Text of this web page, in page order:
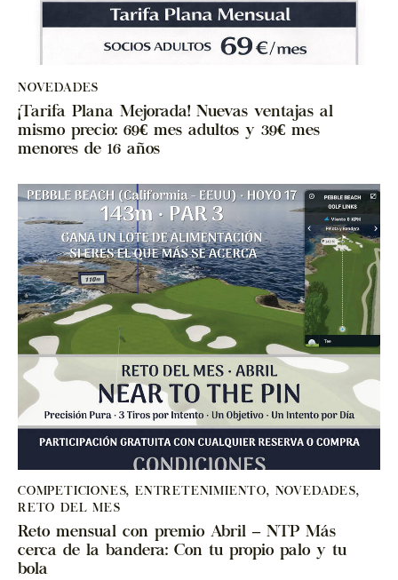
NOVEDADES
¡Tarifa Plana Mejorada! Nuevas ventajas al
mismo precio: 69€ mes adultos y 39€ mes
menores de 16 años
COMPETICIONES,ENTRETENIMIENTO, NOVEDADES,
RETO DEL MES
Reto mensual con premio Abril – NTP Más
cerca de la bandera: Con tu propio palo y tu
bola